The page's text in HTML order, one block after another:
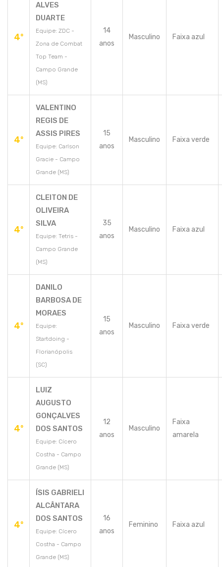
4º
ALVES
DUARTE
Equipe: ZDC -
Zona de Combat
Top Team -
Campo Grande
(MS)
14
anos
Masculino Faixa azul
4º
VALENTINO
REGIS DE
ASSIS PIRES
Equipe: Carlson
Gracie - Campo
Grande (MS)
15
anos
Masculino Faixa verde
4º
CLEITON DE
OLIVEIRA
SILVA
Equipe: Tetris -
Campo Grande
(MS)
35
anos
Masculino Faixa azul
4º
DANILO
BARBOSA DE
MORAES
Equipe:
Startdoing -
Florianópolis
(SC)
15
anos
Masculino Faixa verde
4º
LUIZ
AUGUSTO
GONÇALVES
DOS SANTOS
Equipe: Cícero
Costha - Campo
Grande (MS)
12
anos
Masculino
Faixa
amarela
4º
ÍSIS GABRIELI
ALCÂNTARA
DOS SANTOS
Equipe: Cícero
Costha - Campo
Grande (MS)
16
anos
Feminino Faixa azul